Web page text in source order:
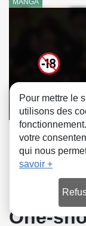
One-
Pour mettre le
utilisons des
votre
qui nous
savoir +